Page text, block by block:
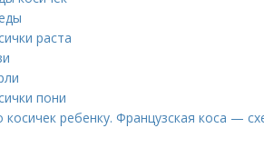
раста
пони
косичек ребенку. Французская коса —